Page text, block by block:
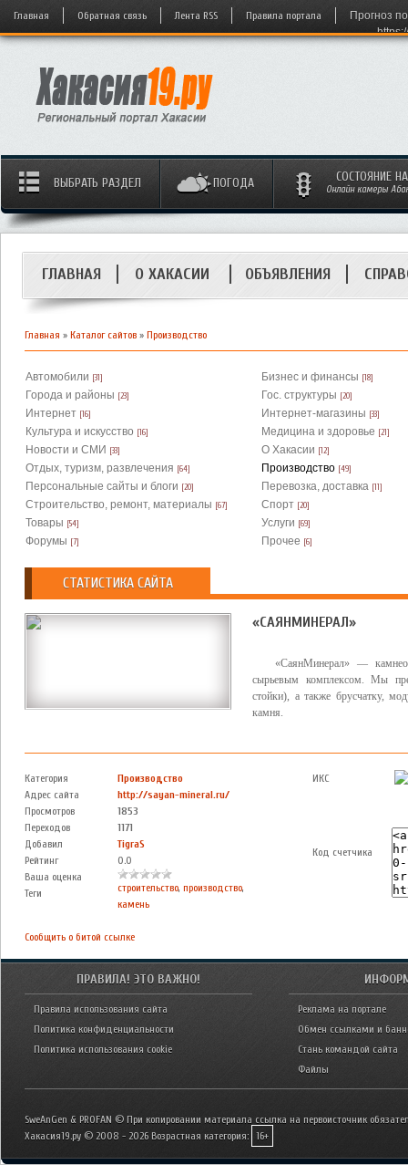
Главная Обратная связь Лента RSS Правила портала
Прогноз
ВЫБРАТЬ РАЗДЕЛ ПОГОДА СОСТОЯНИЕ
Онлайн камеры
ГЛАВНАЯ О ХАКАСИИ ОБЪЯВЛЕНИЯ
Главная » Каталог сайтов » Производство
Автомобили [31] Бизнес и финансы [18]
Города и районы [23] Гос. структуры [20]
Интернет [16] Интернет-магазины [33]
Культура и искусство [16] Медицина и здоровье [21]
Новости и СМИ [33] О Хакасии [12]
Отдых, туризм, развлечения [64] Производство [49]
Персональные сайты и блоги [20] Перевозка, доставка [11]
Строительство, ремонт, материалы [67] Спорт [20]
Товары [54] Услуги [69]
Форумы [7] Прочее [6]
СТАТИСТИКА САЙТА
«САЯНМИНЕРАЛ»
«СаянМинерал» —
сырьевым комплексом. Мы
стойки), а также брусчатку,
камня.
Категория
Адрес сайта
Просмотров
Переходов
Добавил
Рейтинг
Ваша оценка
Теги
Производство
http://sayan-mineral.ru/
1853
1171
TigraS
0.0
строительство, производство,
камень
ИКС
Код счетчика
Сообщить о битой ссылке
ПРАВИЛА! ЭТО ВАЖНО!
Правила использования сайта
Политика конфиденциальности
Политика использования cookie
Реклама на портале
Обмен ссылками и
Стань командой сайта
Файлы
SweAnGen & PROFAN © При копировании материала ссылка на первоисточник
Хакасия19.ру © 2008 - 2026 Возрастная категория: 16+